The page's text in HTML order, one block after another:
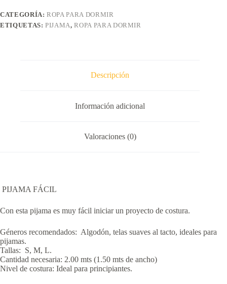
CATEGORÍA:ROPA PARA DORMIR
ETIQUETAS:PIJAMA,ROPA PARA DORMIR
Descripción
Información adicional
Valoraciones (0)
PIJAMA FÁCIL
Con esta pijama es muy fácil iniciar un proyecto de costura.
Géneros recomendados: Algodón, telas suaves al tacto, ideales para
pijamas.
Tallas: S, M, L.
Cantidad necesaria: 2.00 mts (1.50 mts de ancho)
Nivel de costura: Ideal para principiantes.